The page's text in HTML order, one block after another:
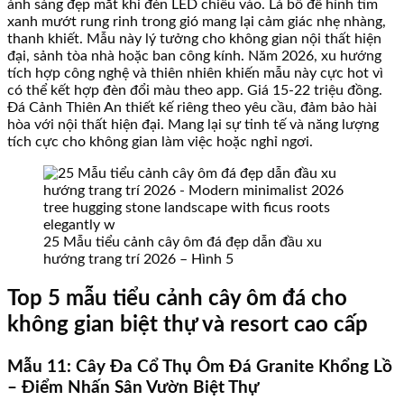
ánh sáng đẹp mắt khi đèn LED chiếu vào. Lá bồ đề hình tim
xanh mướt rung rinh trong gió mang lại cảm giác nhẹ nhàng,
thanh khiết. Mẫu này lý tưởng cho không gian nội thất hiện
đại, sảnh tòa nhà hoặc ban công kính. Năm 2026, xu hướng
tích hợp công nghệ và thiên nhiên khiến mẫu này cực hot vì
có thể kết hợp đèn đổi màu theo app. Giá 15-22 triệu đồng.
Đá Cảnh Thiên An thiết kế riêng theo yêu cầu, đảm bảo hài
hòa với nội thất hiện đại. Mang lại sự tinh tế và năng lượng
tích cực cho không gian làm việc hoặc nghỉ ngơi.
25 Mẫu tiểu cảnh cây ôm đá đẹp dẫn đầu xu
hướng trang trí 2026 – Hình 5
Top 5 mẫu tiểu cảnh cây ôm đá cho
không gian biệt thự và resort cao cấp
Mẫu 11: Cây Đa Cổ Thụ Ôm Đá Granite Khổng Lồ
– Điểm Nhấn Sân Vườn Biệt Thự